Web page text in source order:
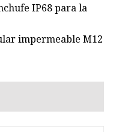
IP68 para la
impermeable M12